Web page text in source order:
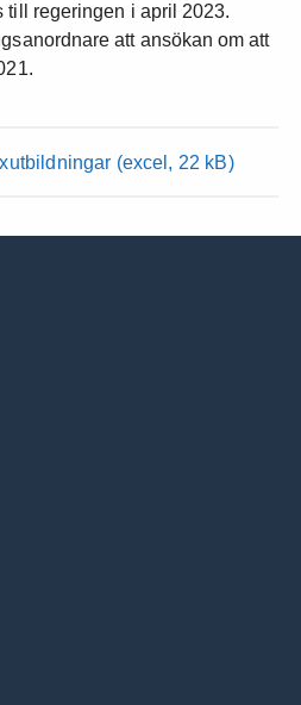
till regeringen i april 2023.
att ansökan om att
(excel, 22 kB)